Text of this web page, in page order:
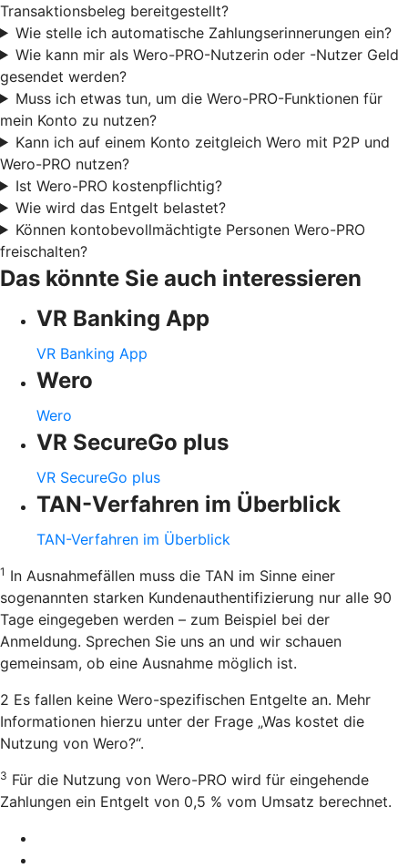
Transaktionsbeleg bereitgestellt?
Wie stelle ich automatische Zahlungserinnerungen ein?
Wie kann mir als Wero-PRO-Nutzerin oder -Nutzer Geld
gesendet werden?
Muss ich etwas tun, um die Wero-PRO-Funktionen für
mein Konto zu nutzen?
Kann ich auf einem Konto zeitgleich Wero mit P2P und
Wero-PRO nutzen?
Ist Wero-PRO kostenpflichtig?
Wie wird das Entgelt belastet?
Können kontobevollmächtigte Personen Wero-PRO
freischalten?
Das könnte Sie auch interessieren
VR Banking App
VR Banking App
Wero
Wero
VR SecureGo plus
VR SecureGo plus
TAN-Verfahren im Überblick
TAN-Verfahren im Überblick
1 In Ausnahmefällen muss die TAN im Sinne einer
sogenannten starken Kundenauthentifizierung nur alle 90
Tage eingegeben werden – zum Beispiel bei der
Anmeldung. Sprechen Sie uns an und wir schauen
gemeinsam, ob eine Ausnahme möglich ist.
2 Es fallen keine Wero-spezifischen Entgelte an. Mehr
Informationen hierzu unter der Frage „Was kostet die
Nutzung von Wero?“.
3 Für die Nutzung von Wero-PRO wird für eingehende
Zahlungen ein Entgelt von 0,5 % vom Umsatz berechnet.